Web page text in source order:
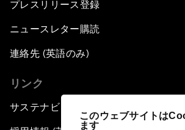
このウェブサイトは
ます
プレスリリース登録
ニュースレター購読
連絡先 (英語のみ)
リンク
サステナビリティへの取り組み